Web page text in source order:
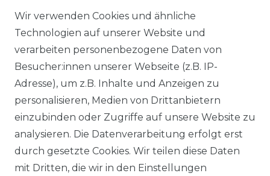
BLOG
VORTEILE
☛ TOP Marken – TOP Qualität
Wir verwenden Cookies und ähnliche
Technologien auf unserer Website und
verarbeiten personenbezogene Daten von
Besucher:innen unserer Webseite (z.B. IP-
Adresse), um z.B. Inhalte und Anzeigen zu
personalisieren, Medien von Drittanbietern
einzubinden oder Zugriffe auf unsere Website zu
analysieren. Die Datenverarbeitung erfolgt erst
durch gesetzte Cookies. Wir teilen diese Daten
mit Dritten, die wir in den Einstellungen